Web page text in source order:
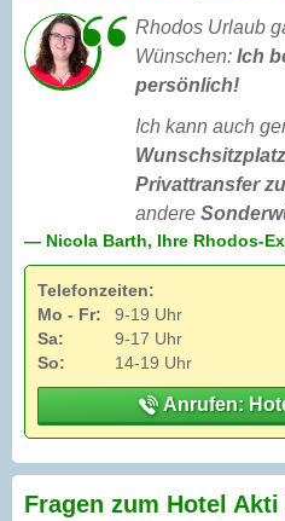
Rhodos Urlaub
Wünschen: Ich
persönlich!
Ich kann auch
Privattransfer
andere
— Nicola Barth, Ihre Rhodos-
Telefonzeiten:
Mo - Fr:
9-19 Uhr
Sa:
9-17 Uhr
So:
14-19 Uhr
Anrufen:
Fragen zum Hotel